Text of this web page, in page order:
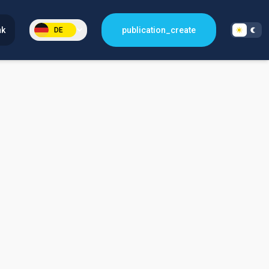
DE publication_create